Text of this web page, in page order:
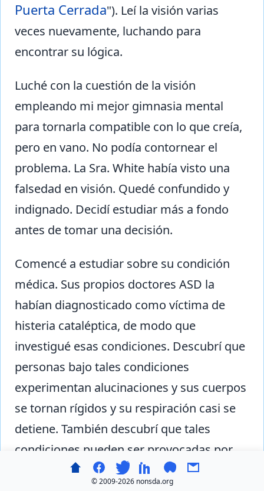
Puerta Cerrada"). Leí la visión varias
veces nuevamente, luchando para
encontrar su lógica.
Luché con la cuestión de la visión
empleando mi mejor gimnasia mental
para tornarla compatible con lo que creía,
pero en vano. No podía contornear el
problema. La Sra. White había visto una
falsedad en visión. Quedé confundido y
indignado. Decidí estudiar más a fondo
antes de tomar una decisión.
Comencé a estudiar sobre su condición
médica. Sus propios doctores ASD la
habían diagnosticado como víctima de
histeria cataléptica, de modo que
investigué esas condiciones. Descubrí que
personas bajo tales condiciones
experimentan alucinaciones y sus cuerpos
se tornan rígidos y su respiración casi se
detiene. También descubrí que tales
condiciones pueden ser provocadas por
un daño en el cerebro. Posteriormente
© 2009-2026 nonsda.org